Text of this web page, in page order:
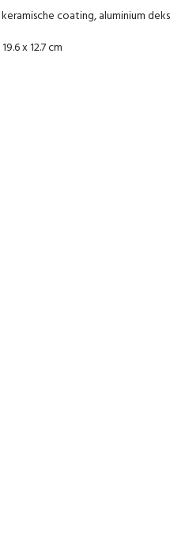
coating, aluminium
x 12.7 cm